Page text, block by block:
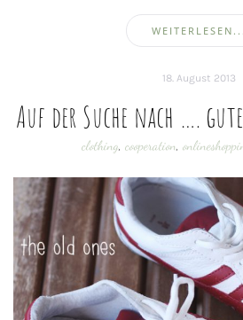
WEITERLESEN...
18. August 2013
Auf der Suche nach ….
clothing cooperation